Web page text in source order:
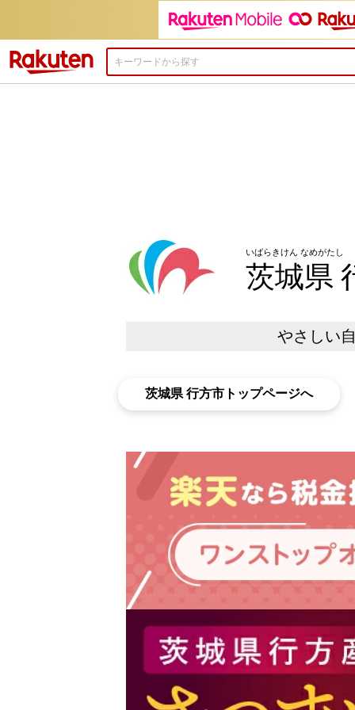
いばらきけん なめがたし
茨城県
やさしい
茨城県 行方市トップページへ